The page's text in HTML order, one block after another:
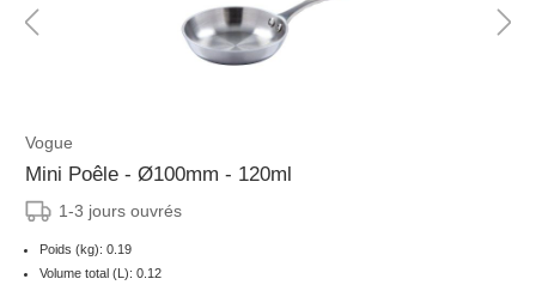
Vogue
Mini Poêle - Ø100mm - 120ml
1-3 jours ouvrés
Poids (kg): 0.19
Volume total (L): 0.12